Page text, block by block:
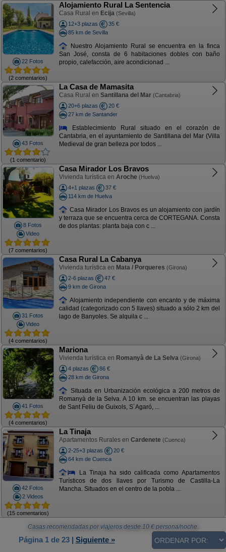
22 Fotos
(2 comentarios)
Alojamiento Rural La Sentencia
Casa Rural en Ecija (Sevilla)
12+3 plazas
35 €
85 km de Sevilla
Nuestro Alojamiento Rural se encuentra en la finca
San José, consta de 6 habitaciones dobles con baño
propio, calefacción, aire acondicionad ...
43 Fotos
(1 comentario)
La Casa de Mamasita
Casa Rural en Santillana del Mar (Cantabria)
20+6 plazas
20 €
27 km de Santander
Establecimiento Rural situado en el corazón de
Cantabria, en el ayuntamiento de Santillana del Mar (Villa
Medieval de gran belleza por todos ...
8 Fotos
Video
(7 comentarios)
Casa Mirador Los Bravos
Vivienda turística en Aroche (Huelva)
4+1 plazas
37 €
114 km de Huelva
Casa Mirador Los Bravos es un alojamiento con jardín
y terraza que se encuentra cerca de CORTEGANA. Consta
de dos plantas: planta baja con c ...
31 Fotos
Video
(4 comentarios)
Casa Rural La Cabanya
Vivienda turística en Mata / Porqueres (Girona)
2-6 plazas
47 €
9 km de Girona
Alojamiento independiente con encanto y de máxima
calidad (categorizado con 5 llaves) situado a sólo 2 km del
lago de Banyoles. Se alquila c ...
41 Fotos
(4 comentarios)
Mariona
Vivienda turística en Romanyà de La Selva (Girona)
4 plazas
86 €
28 km de Girona
Situada en Urbanización ecológica a 200 metros de
Romanyà de la Selva. A 10 km. se encuentran las playas
de Sant Feliu de Guixols, S´Agaró, ...
42 Fotos
2 Videos
(15 comentarios)
La Tinaja
Apartamentos Rurales en Cardenete (Cuenca)
2-25+3 plazas
20 €
64 km de Cuenca
La Tinaja ha sido calificada como Apartamentos
Turísticos de dos llaves por Turismo de Castilla-La
Mancha. Situados en el centro de la pobla ...
Casas recomendadas por viajerosdesde 10€ persona/noche.
Página 1 de 23| Siguiente »